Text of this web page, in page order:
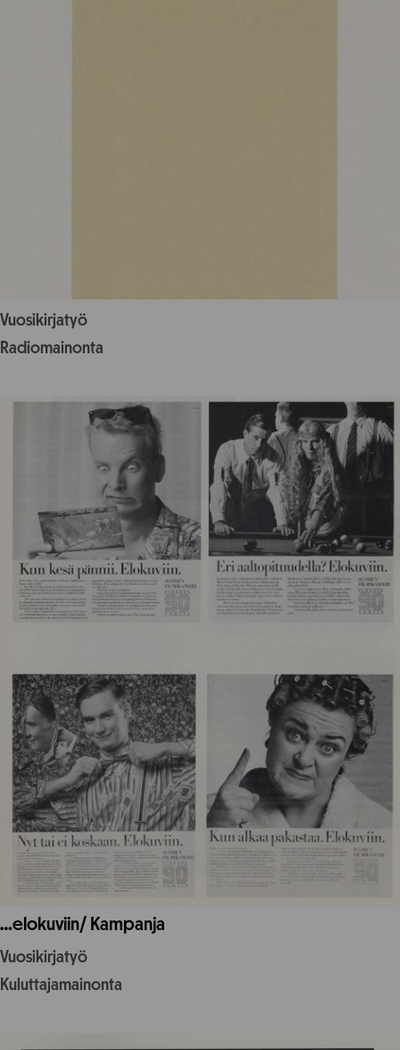
Vuosikirjatyö
Radiomainonta
…elokuviin/ Kampanja
Vuosikirjatyö
Kuluttajamainonta